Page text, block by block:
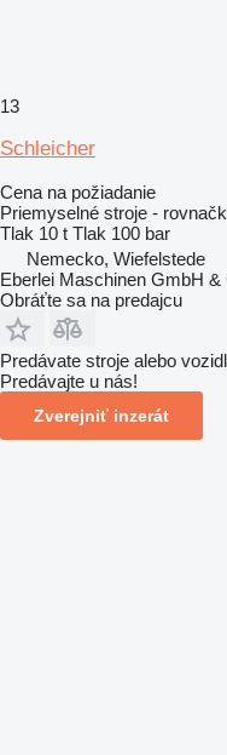
13
Schleicher
Cena na požiadanie
Priemyselné stroje -
Tlak 10 t Tlak 100 bar
Nemecko, Wiefelstede
Eberlei Maschinen GmbH &
Obráťte sa na predajcu
Predávate stroje alebo
Predávajte u nás!
Zverejniť inzerát